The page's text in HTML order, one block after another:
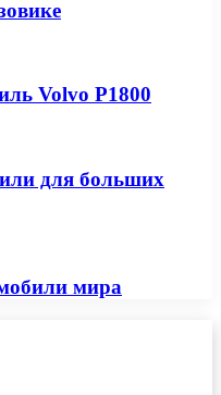
Volvo P1800
для больших
мира